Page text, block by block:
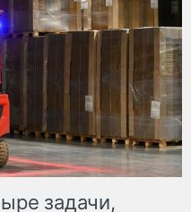
задачи,